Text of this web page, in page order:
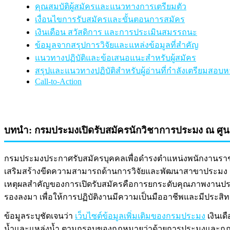
คุณสมบัติผู้สมัครและแนวทางการเตรียมตัว
เงื่อนไขการรับสมัครและขั้นตอนการสมัคร
เงินเดือน สวัสดิการ และการประเมินสมรรถนะ
ข้อมูลจากสรุปการวิจัยและแหล่งข้อมูลที่สำคัญ
แนวทางปฏิบัติและข้อเสนอแนะสำหรับผู้สมัคร
สรุปและแนวทางปฏิบัติสำหรับผู้อ่านที่กำลังเตรียมสอบ
Call-to-Action
บทนำ: กรมประมงเปิดรับสมัครนักวิชาการประมง ณ
กรมประมงประกาศรับสมัครบุคคลเพื่อดำรงตำแหน่งพนักงานร
เสริมสร้างขีดความสามารถด้านการวิจัยและพัฒนาสาขาประ
เหตุผลสำคัญของการเปิดรับสมัครคือการยกระดับคุณภาพงาน
รองลงมา เพื่อให้การปฏิบัติงานมีความเป็นมืออาชีพและมีประสิ
ข้อมูลระบุชัดเจนว่า เว็บไซต์ข้อมูลเพิ่มเติมของกรมประมง เงินเ